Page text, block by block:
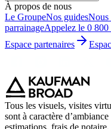
À propos de nous
Le GroupeNos guidesNous
parrainageAppelez le 0 800
Espace partenaires
Tous les visuels, visites
sont à caractère
estimations, frais de